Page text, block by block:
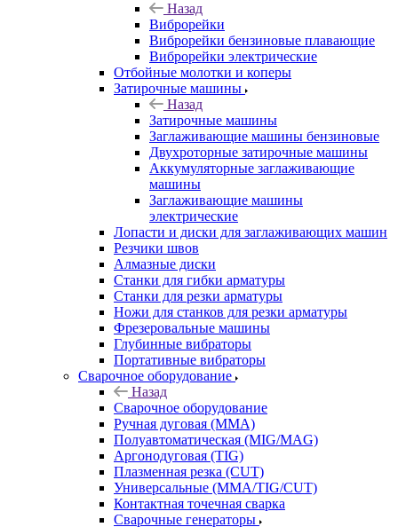
Назад
Виброрейки
Виброрейки бензиновые плавающие
Виброрейки электрические
Отбойные молотки и коперы
Затирочные машины
Назад
Затирочные машины
Заглаживающие машины бензиновые
Двухроторные затирочные машины
Аккумуляторные заглаживающие
машины
Заглаживающие машины
электрические
Лопасти и диски для заглаживающих машин
Резчики швов
Алмазные диски
Станки для гибки арматуры
Станки для резки арматуры
Ножи для станков для резки арматуры
Фрезеровальные машины
Глубинные вибраторы
Портативные вибраторы
Сварочное оборудование
Назад
Сварочное оборудование
Ручная дуговая (MMA)
Полуавтоматическая (MIG/MAG)
Аргонодуговая (TIG)
Плазменная резка (CUT)
Универсальные (MMA/TIG/CUT)
Контактная точечная сварка
Сварочные генераторы